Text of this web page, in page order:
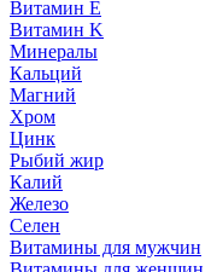
Витамин E
Витамин K
Минералы
Кальций
Магний
Хром
Цинк
Рыбий жир
Калий
Железо
Селен
Витамины для мужчин